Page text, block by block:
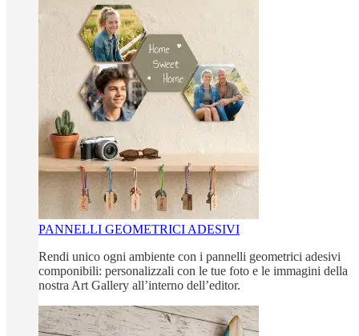
PANNELLI GEOMETRICI ADESIVI
Rendi unico ogni ambiente con i pannelli geometrici adesivi
componibili: personalizzali con le tue foto e le immagini della
nostra Art Gallery all’interno dell’editor.